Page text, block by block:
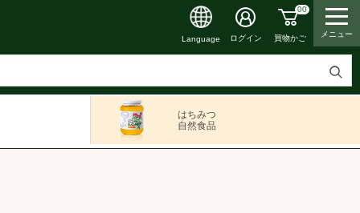
検
Language ログイン
00
買物かご メニュー
はちみつ
自然食品